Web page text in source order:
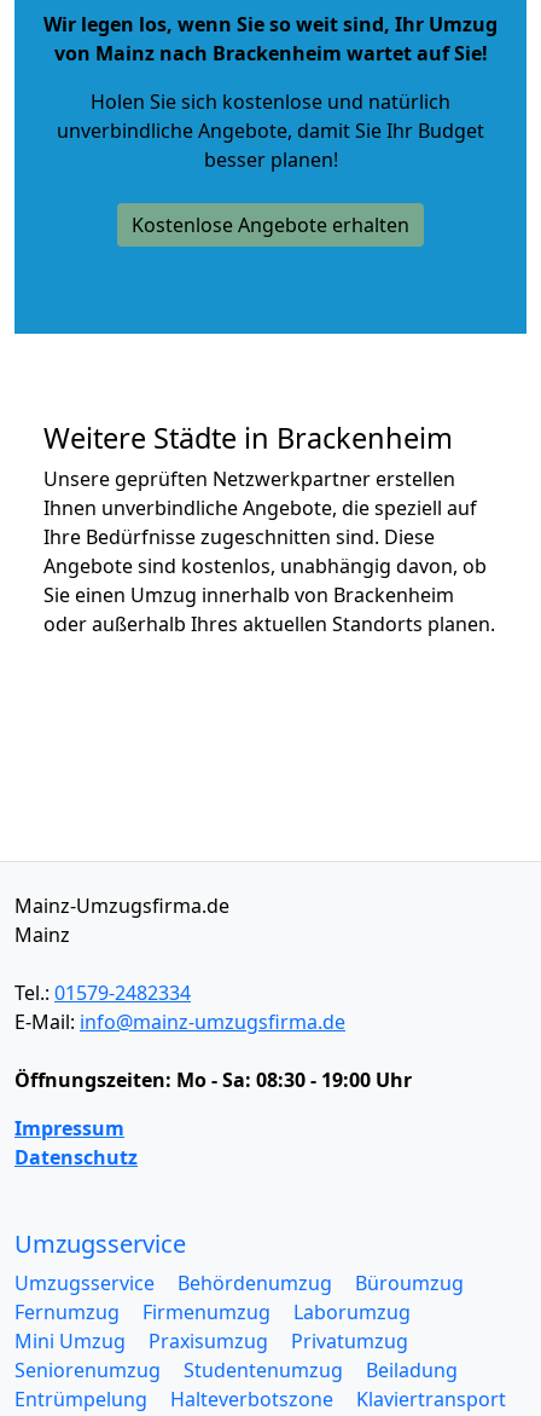
Wir legen los, wenn Sie so weit sind, Ihr Umzug
von Mainz nach Brackenheim wartet auf Sie!
Holen Sie sich kostenlose und natürlich
unverbindliche Angebote, damit Sie Ihr Budget
besser planen!
Kostenlose Angebote erhalten
Weitere Städte in Brackenheim
Unsere geprüften Netzwerkpartner erstellen
Ihnen unverbindliche Angebote, die speziell auf
Ihre Bedürfnisse zugeschnitten sind. Diese
Angebote sind kostenlos, unabhängig davon, ob
Sie einen Umzug innerhalb von Brackenheim
oder außerhalb Ihres aktuellen Standorts planen.
Mainz-Umzugsfirma.de
Mainz
Tel.: 01579-2482334
E-Mail: info@mainz-umzugsfirma.de
Öffnungszeiten: Mo - Sa: 08:30 - 19:00 Uhr
Impressum
Datenschutz
Umzugsservice
Umzugsservice Behördenumzug
Büroumzug
Fernumzug
Firmenumzug
Laborumzug
Mini Umzug
Praxisumzug
Privatumzug
Seniorenumzug
Studentenumzug
Beiladung
Entrümpelung
Halteverbotszone
Klaviertransport